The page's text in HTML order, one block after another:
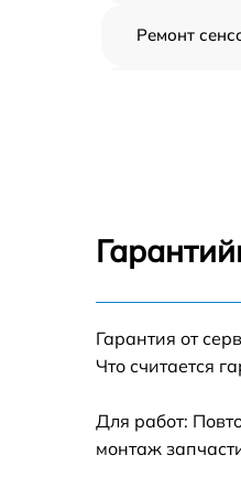
Ремонт
Замена
Гарантия от
Что считается
Для работ:
монтаж